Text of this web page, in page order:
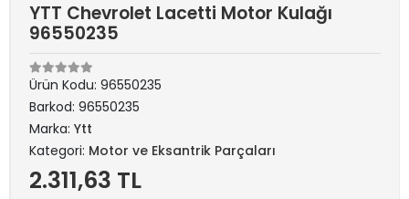
YTT Chevrolet Lacetti Motor Kulağı
96550235
Ürün Kodu: 96550235
Barkod: 96550235
Marka: Ytt
Kategori: Motor ve Eksantrik Parçaları
2.311,63 TL